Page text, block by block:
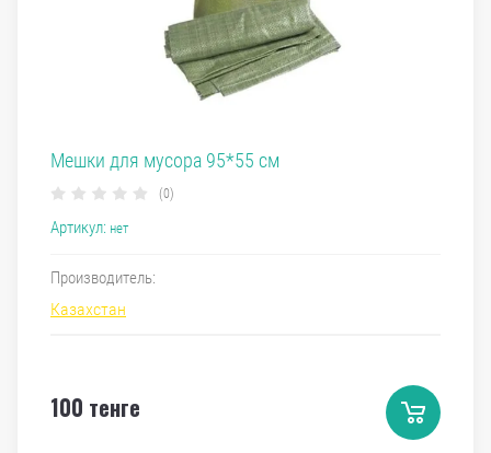
Мешки для мусора 95*55 см
(0)
Артикул: нет
Производитель:
Казахстан
100 тенге